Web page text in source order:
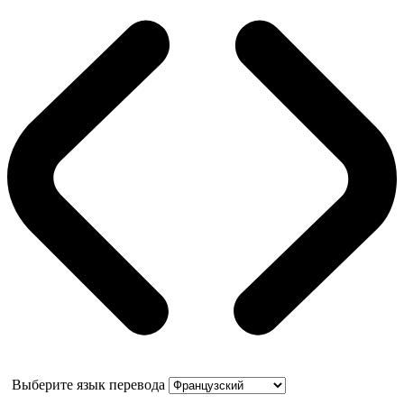
Выберите язык перевода